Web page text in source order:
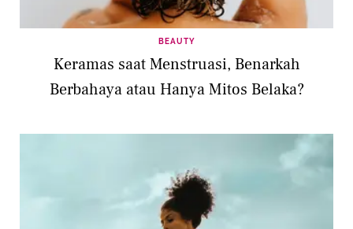
BEAUTY
Keramas saat Menstruasi, Benarkah
Berbahaya atau Hanya Mitos Belaka?